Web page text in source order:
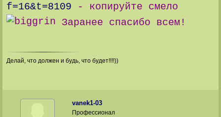
f=16&t=8109 - копируйте смело
Заранее спасибо всем!
Делай, что должен и будь, что будет!!!!))
vanek1-03
Профессионал